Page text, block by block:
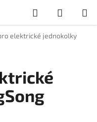
Hledat
KOŠÍK
elektrické jednokolky